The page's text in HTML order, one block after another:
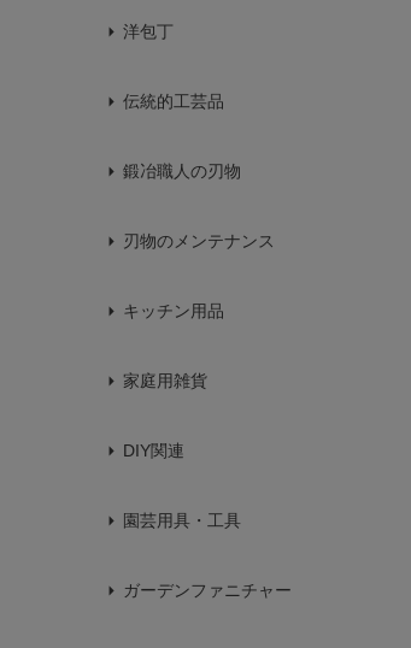
洋包丁
伝統的工芸品
鍛冶職人の刃物
刃物のメンテナンス
キッチン用品
家庭用雑貨
DIY関連
園芸用具・工具
ガーデンファニチャー